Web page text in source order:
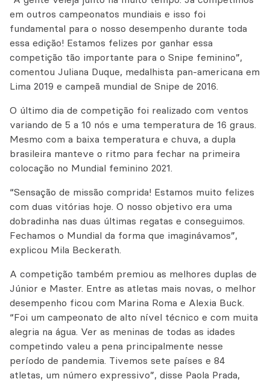
em outros campeonatos mundiais e isso foi
fundamental para o nosso desempenho durante toda
essa edição! Estamos felizes por ganhar essa
competição tão importante para o Snipe feminino”,
comentou Juliana Duque, medalhista pan-americana em
Lima 2019 e campeã mundial de Snipe de 2016.
O último dia de competição foi realizado com ventos
variando de 5 a 10 nós e uma temperatura de 16 graus.
Mesmo com a baixa temperatura e chuva, a dupla
brasileira manteve o ritmo para fechar na primeira
colocação no Mundial feminino 2021.
“Sensação de missão comprida! Estamos muito felizes
com duas vitórias hoje. O nosso objetivo era uma
dobradinha nas duas últimas regatas e conseguimos.
Fechamos o Mundial da forma que imaginávamos”,
explicou Mila Beckerath.
A competição também premiou as melhores duplas de
Júnior e Master. Entre as atletas mais novas, o melhor
desempenho ficou com Marina Roma e Alexia Buck.
“Foi um campeonato de alto nível técnico e com muita
alegria na água. Ver as meninas de todas as idades
competindo valeu a pena principalmente nesse
período de pandemia. Tivemos sete países e 84
atletas, um número expressivo”, disse Paola Prada,